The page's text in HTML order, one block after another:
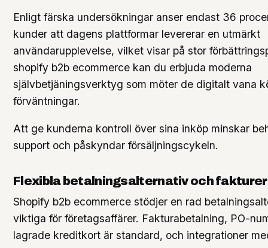
Enligt färska undersökningar anser endast 36
kunder att dagens plattformar levererar en utmärkt
användarupplevelse, vilket visar på stor
shopify b2b ecommerce kan du erbjuda moderna
självbetjäningsverktyg som möter de digitalt vana
förväntningar.
Att ge kunderna kontroll över sina inköp minskar
support och påskyndar försäljningscykeln.
Flexibla betalningsalternativ och
Shopify b2b ecommerce stödjer en rad
viktiga för företagsaffärer. Fakturabetalning, PO-
lagrade kreditkort är standard, och integrationer